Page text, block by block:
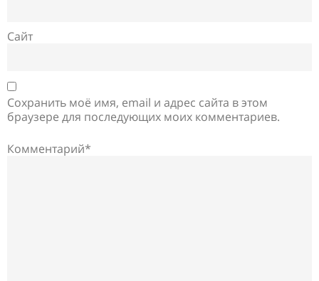
Сайт
Сохранить моё имя, email и адрес сайта в этом
браузере для последующих моих комментариев.
Комментарий*